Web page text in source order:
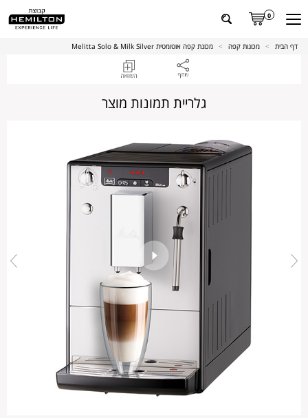
0
דף הבית > מכונות קפה > מכונת קפה אוטומטית Melitta Solo & Milk Silver
גלריית תמונות מוצר